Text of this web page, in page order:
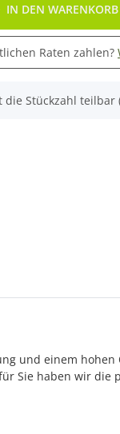
IN DEN WARENKORB
Raten zahlen?
Stückzahl teilbar
und einem
Sie haben wir